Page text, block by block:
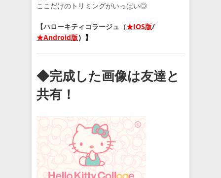
ここだけのトリミングがいっぱい◎
【ハローキティコラージュ（★IOS版/
★Android版）】
◆完成した画像は友達と
共有！